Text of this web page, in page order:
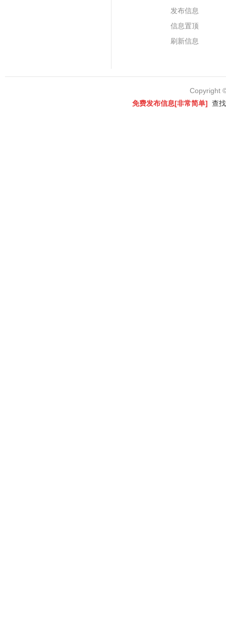
发布信息
信息置顶
刷新信息
Copyright
免费发布信息[非常简单] 查